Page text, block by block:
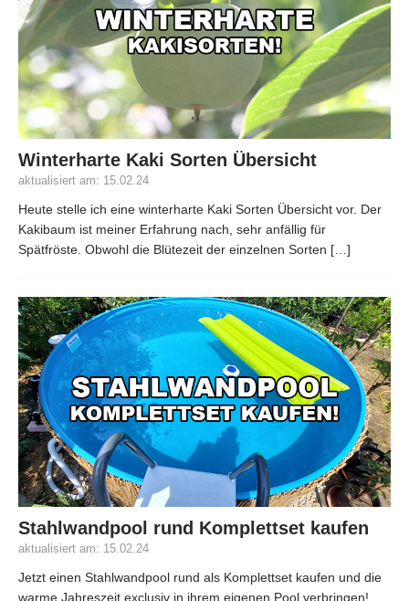
Winterharte Kaki Sorten Übersicht
aktualisiert am: 15.02.24
Heute stelle ich eine winterharte Kaki Sorten Übersicht vor. Der
Kakibaum ist meiner Erfahrung nach, sehr anfällig für
Spätfröste. Obwohl die Blütezeit der einzelnen Sorten […]
Stahlwandpool rund Komplettset kaufen
aktualisiert am: 15.02.24
Jetzt einen Stahlwandpool rund als Komplettset kaufen und die
warme Jahreszeit exclusiv in ihrem eigenen Pool verbringen!